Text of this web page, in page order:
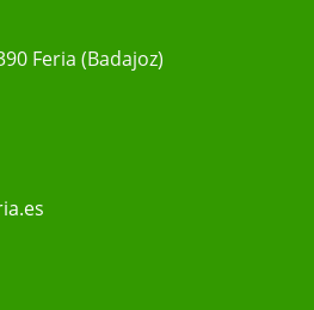
Feria (Badajoz)